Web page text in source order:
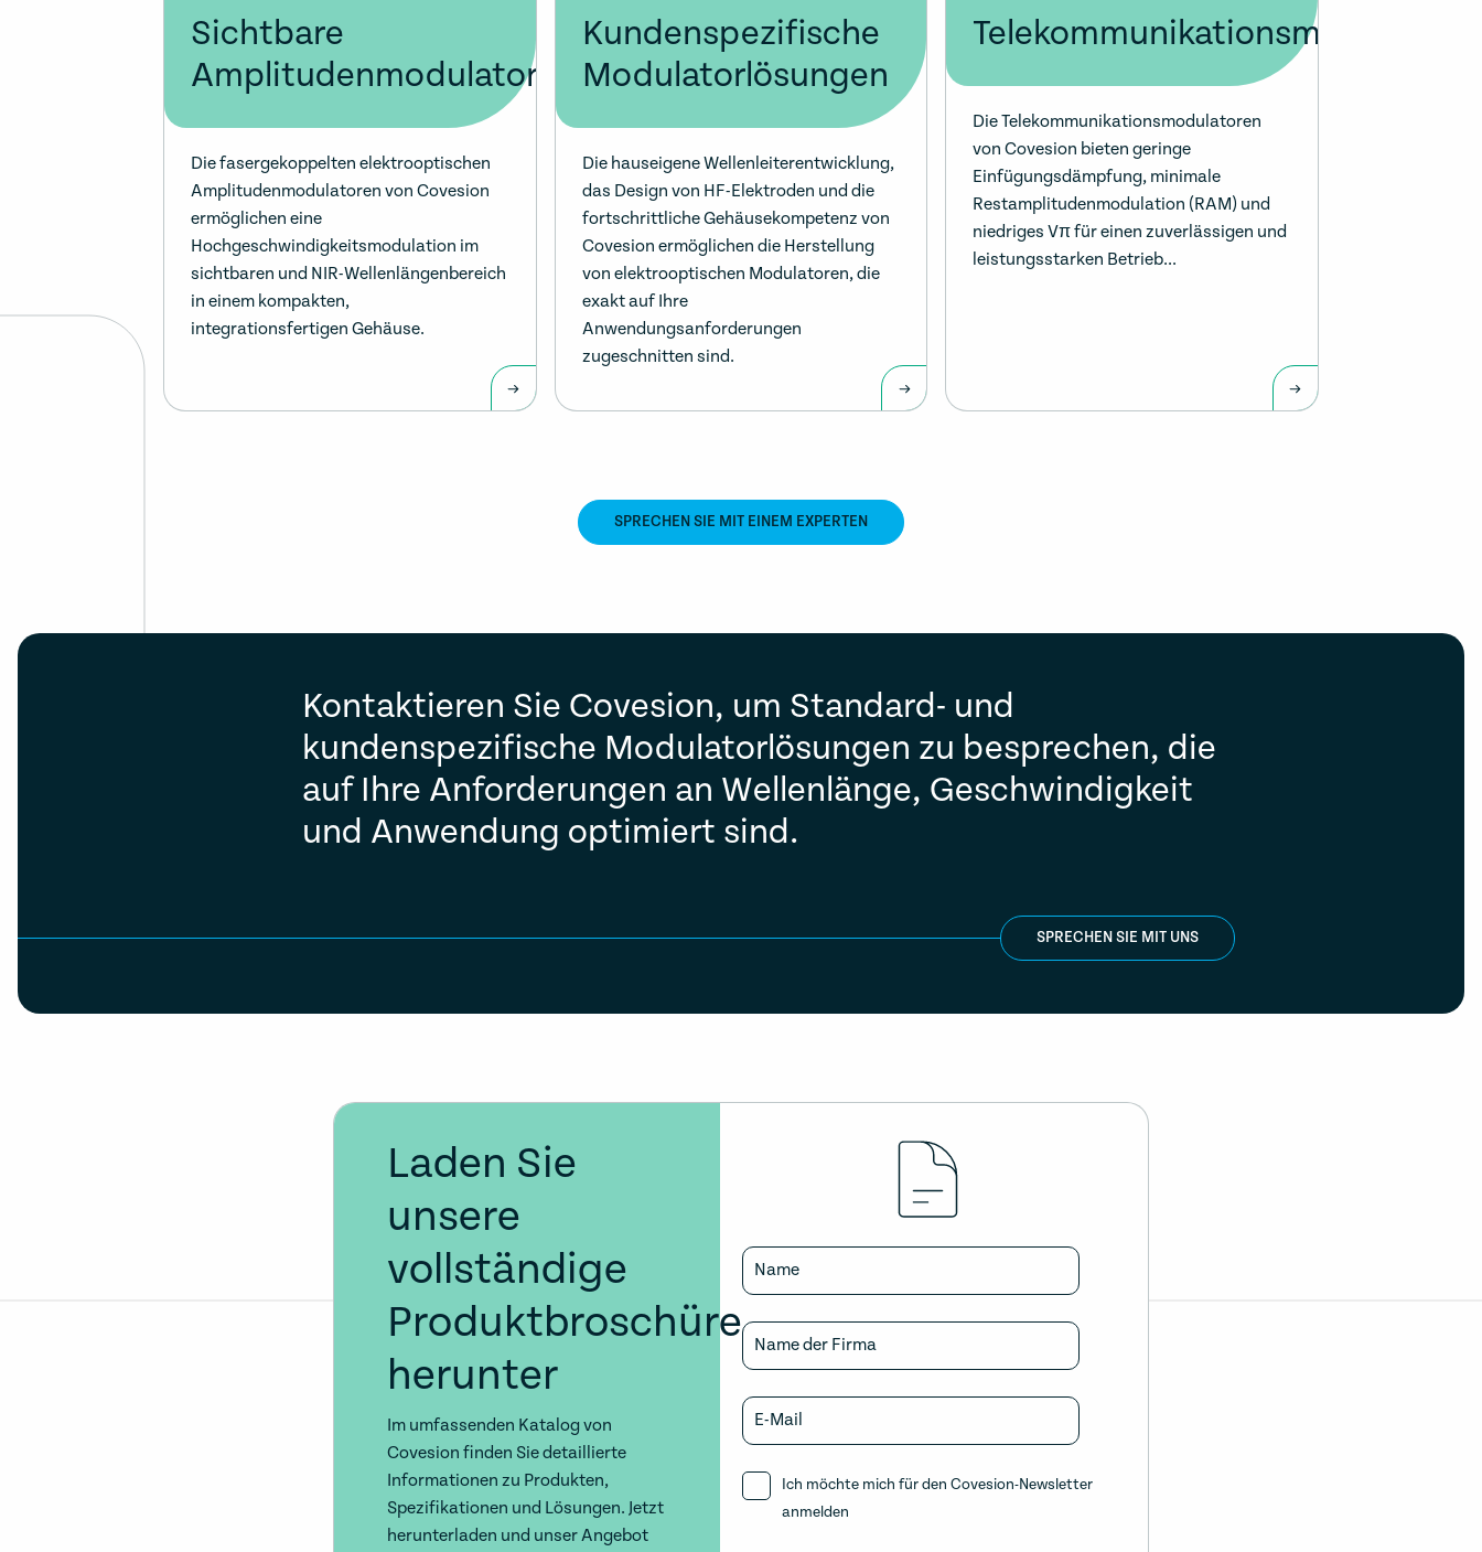
Sichtbare
Amplitudenmodulatoren
Die fasergekoppelten elektrooptischen
Amplitudenmodulatoren von Covesion
ermöglichen eine
Hochgeschwindigkeitsmodulation im
sichtbaren und NIR-Wellenlängenbereich
in einem kompakten,
integrationsfertigen Gehäuse.
Kundenspezifische
Modulatorlösungen
Die hauseigene Wellenleiterentwicklung,
das Design von HF-Elektroden und die
fortschrittliche Gehäusekompetenz von
Covesion ermöglichen die Herstellung
von elektrooptischen Modulatoren, die
exakt auf Ihre
Anwendungsanforderungen
zugeschnitten sind.
Die Telekommunikationsmodulatoren
von Covesion bieten geringe
Einfügungsdämpfung, minimale
Restamplitudenmodulation (RAM) und
niedriges Vπ für einen zuverlässigen und
leistungsstarken Betrieb...
SPRECHEN SIE MIT EINEM EXPERTEN
Kontaktieren Sie Covesion, um Standard- und
kundenspezifische Modulatorlösungen zu besprechen, die
auf Ihre Anforderungen an Wellenlänge, Geschwindigkeit
und Anwendung optimiert sind.
SPRECHEN SIE MIT UNS
Laden Sie
unsere
vollständige
Produktbroschüre
herunter
Im umfassenden Katalog von
Covesion finden Sie detaillierte
Informationen zu Produkten,
Spezifikationen und Lösungen. Jetzt
herunterladen und unser Angebot
Name
Name der Firma
E-Mail
Ich möchte mich für den Covesion-Newsletter
anmelden